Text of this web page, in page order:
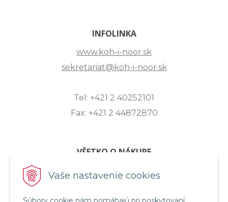
Vaše nastavenie cookies
INFOLINKA
www.koh-i-noor.sk
sekretariat@koh-i-noor.sk
Tel: +421 2 40252101
Fax: +421 2 44872870
VŠETKO O NÁKUPE
ZASLANIE OTÁZKY